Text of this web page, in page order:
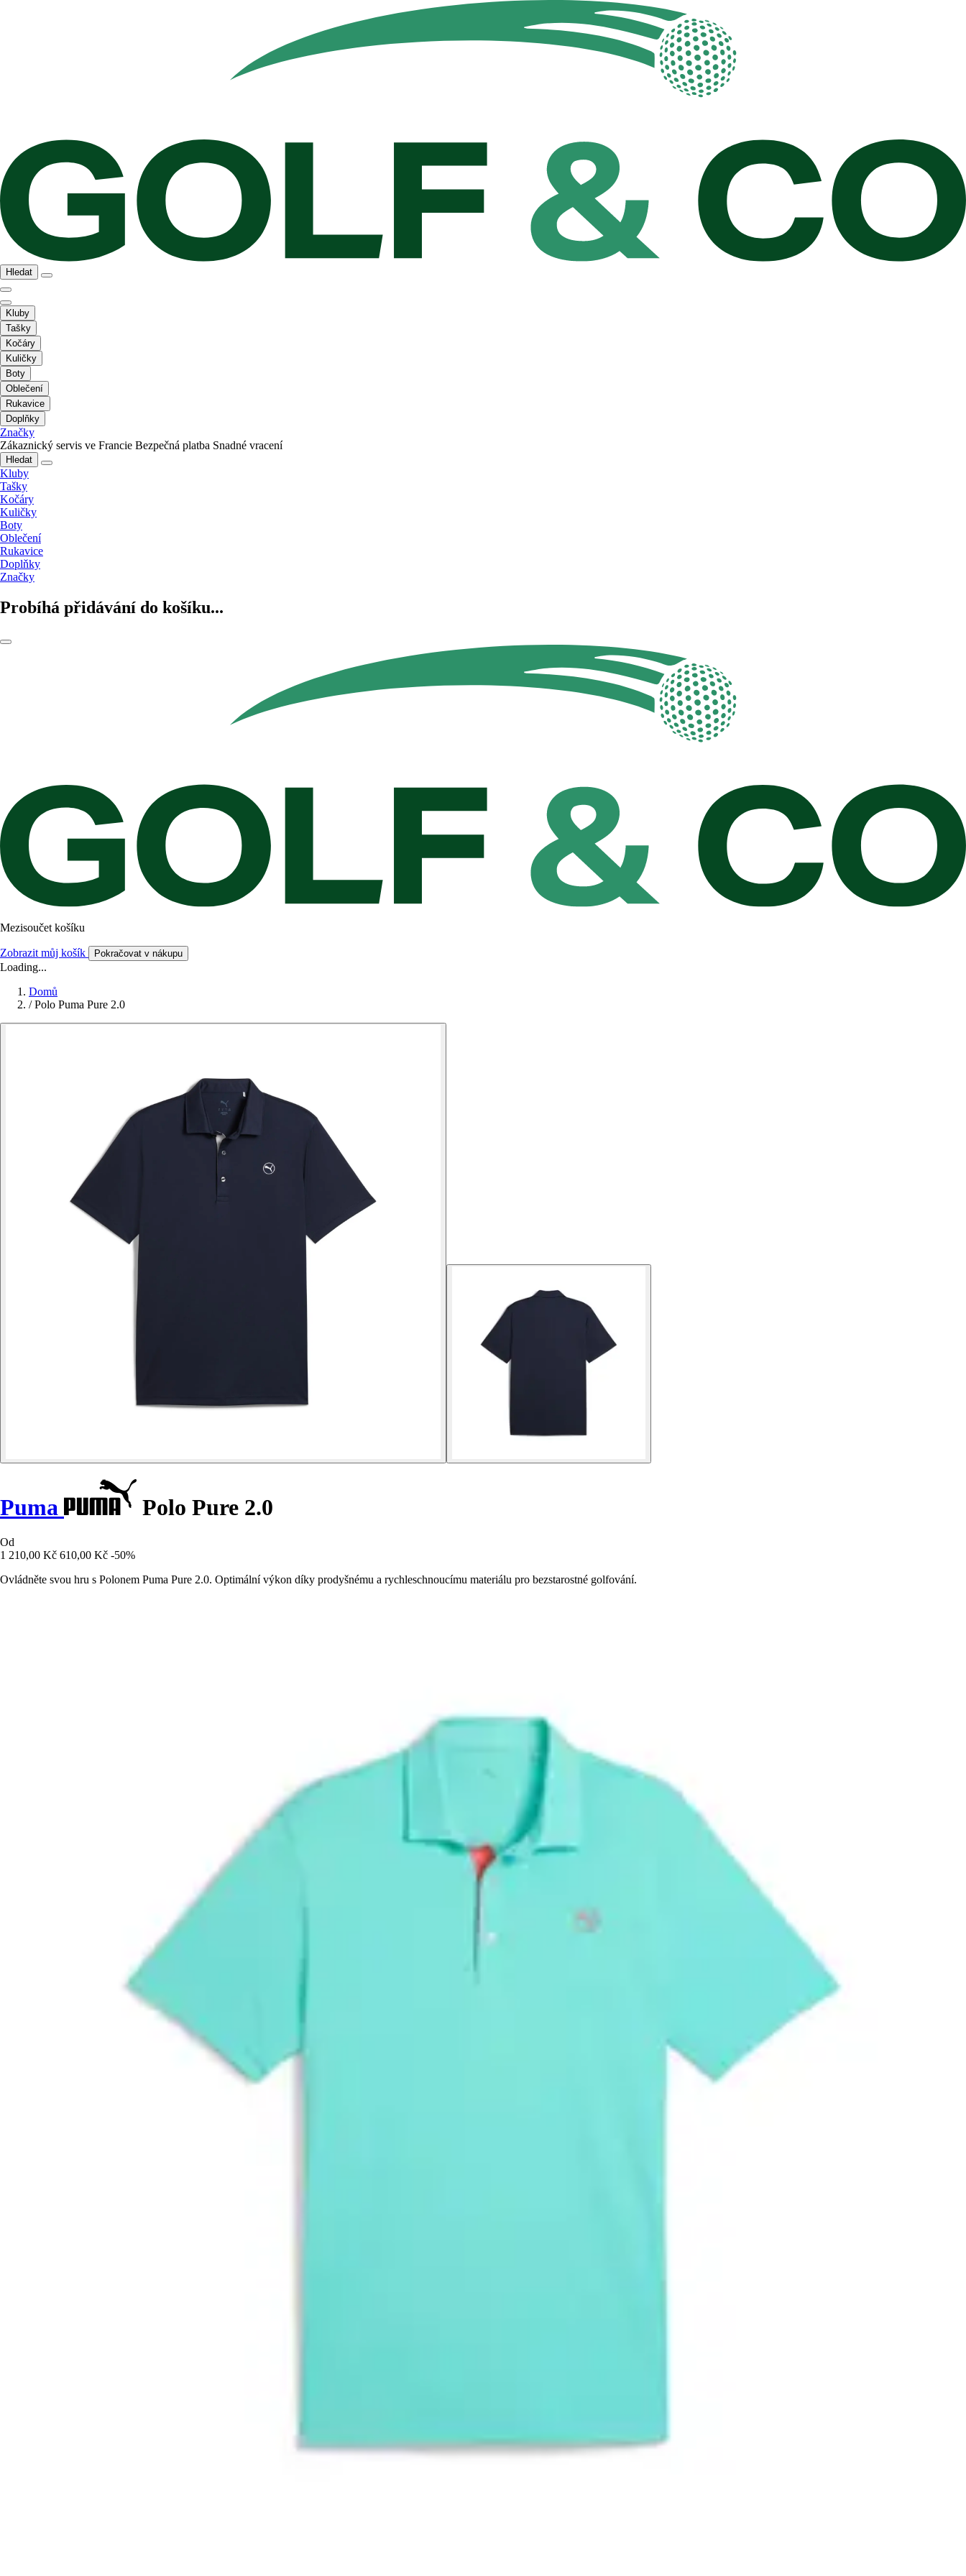
Hledat
Kluby
Tašky
Kočáry
Kuličky
Boty
Oblečení
Rukavice
Doplňky
Značky
Zákaznický servis ve Francie Bezpečná platba Snadné vracení
Hledat
Kluby
Tašky
Kočáry
Kuličky
Boty
Oblečení
Rukavice
Doplňky
Značky
Probíhá přidávání do košíku...
Mezisoučet košíku
Zobrazit můj košík Pokračovat v nákupu
Loading...
Domů
/ Polo Puma Pure 2.0
Puma Polo Pure 2.0
Od
1 210,00 Kč 610,00 Kč -50%
Ovládněte svou hru s Polonem Puma Pure 2.0. Optimální výkon díky prodyšnému a rychleschnoucímu materiálu pro bezstarostné golfování.